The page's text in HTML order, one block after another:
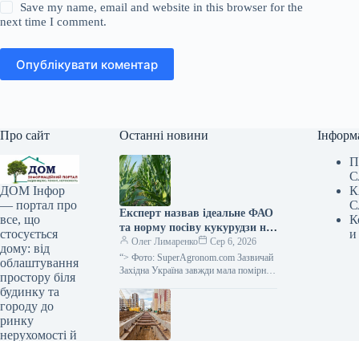
Save my name, email and website in this browser for the
next time I comment.
Опублікувати коментар
Про сайт
ДОМ Інфор
— портал про
все, що
стосується
дому: від
облаштування
простору біля
будинку та
городу до
ринку
нерухомості й
Останні новини
Експерт назвав ідеальне ФАО
та норму посіву кукурудзи на
силос для західного регіону
України — SuperAgronom.com
Олег Лимаренко
Сер 6, 2026
“> Фото: SuperAgronom.com Зазвичай
Західна Україна завжди мала помірний
вважалася зоною належного
зволоження, відповідно в цьому…
и